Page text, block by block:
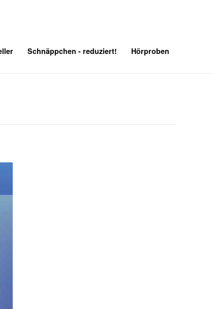
Schnäppchen - reduziert! Hörproben